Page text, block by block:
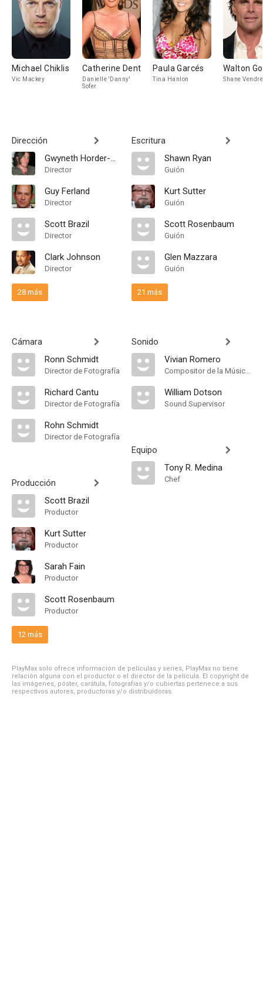
Michael Chiklis
Vic Mackey
Catherine Dent
Danielle 'Danny'
Sofer
Paula Garcés
Tina Hanlon
Walton
Shane
Dirección
Gwyneth Horder-Payton
Director
Guy Ferland
Director
Scott Brazil
Director
Clark Johnson
Director
28 más
Cámara
Ronn Schmidt
Director de Fotografía
Richard Cantu
Director de Fotografía
Rohn Schmidt
Director de Fotografía
Producción
Scott Brazil
Productor
Kurt Sutter
Productor
Sarah Fain
Productor
Scott Rosenbaum
Productor
12 más
Escritura
Shawn Ryan
Guión
Kurt Sutter
Guión
Scott Rosenbaum
Guión
Glen Mazzara
Guión
21 más
Sonido
Vivian Romero
Compositor de la Música Original
William Dotson
Sound Supervisor
Equipo
Tony R. Medina
Chef
PlayMax solo ofrece información de películas y series, PlayMax no tiene
relación alguna con el productor o el director de la película. El copyright de
las imágenes, póster, carátula, fotografías y/o cubiertas pertenece a sus
respectivos autores, productoras y/o distribuidoras.